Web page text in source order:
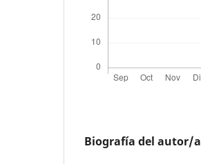
Biografía del autor/a